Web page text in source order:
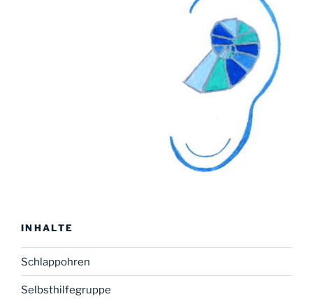
INHALTE
Schlappohren
Selbsthilfegruppe